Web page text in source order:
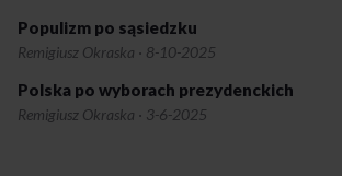
Populizm po sąsiedzku
Remigiusz Okraska · 8-10-2025
Polska po wyborach prezydenckich
Remigiusz Okraska · 3-6-2025